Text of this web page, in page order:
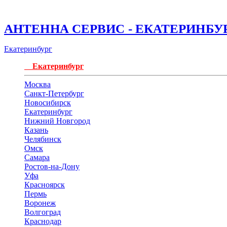
АНТЕННА СЕРВИС -
Екатеринбург
Екатеринбург
Москва
Санкт-Петербург
Новосибирск
Екатеринбург
Нижний Новгород
Казань
Челябинск
Омск
Самара
Ростов-на-Дону
Уфа
Красноярск
Пермь
Воронеж
Волгоград
Краснодар